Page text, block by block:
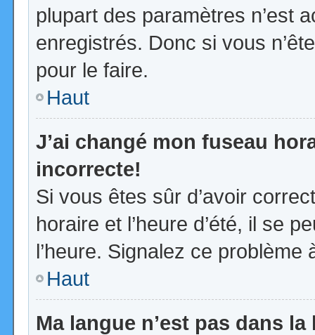
plupart des paramètres n’est
enregistrés. Donc si vous
pour le faire.
Haut
J’ai changé mon fuseau
incorrecte!
Si vous êtes sûr d’avoir
horaire et l’heure d’été, il se
l’heure. Signalez ce problème
Haut
Ma langue n’est pas dans la